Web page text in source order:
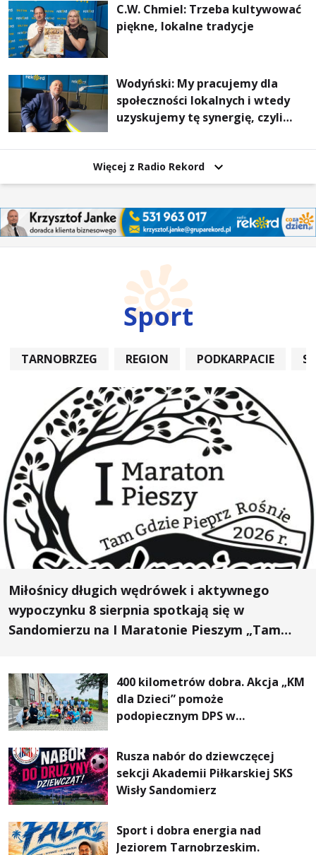
C.W. Chmiel: Trzeba kultywować
piękne, lokalne tradycje
Wodyński: My pracujemy dla
społeczności lokalnych i wtedy
uzyskujemy tę synergię, czyli
Więcej z Radio Rekord
Sport
TARNOBRZEG REGION PODKARPACIE
Miłośnicy długich wędrówek i aktywnego
wypoczynku 8 sierpnia spotkają się w
Sandomierzu na I Maratonie Pieszym „Tam
400 kilometrów dobra. Akcja „KM
dla Dzieci” pomoże
podopiecznym DPS w
Rusza nabór do dziewczęcej
sekcji Akademii Piłkarskiej SKS
Wisły Sandomierz
Sport i dobra energia nad
Jeziorem Tarnobrzeskim.